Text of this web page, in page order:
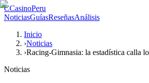
CCasinoPeru
NoticiasGuíasReseñasAnálisis
Inicio
›Noticias
›Racing-Gimnasia: la estadística calla
Noticias